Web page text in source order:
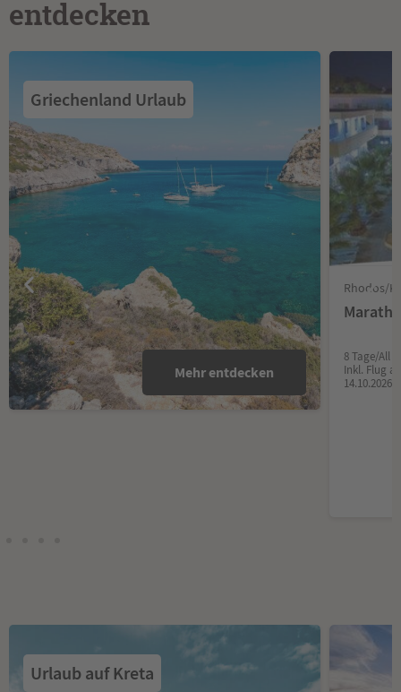
entdecken
Griechenland Urlaub
Mehr entdecken
Rhodos/
8 Tage/All
Inkl. Flug
14.10.2026
Urlaub auf Kreta